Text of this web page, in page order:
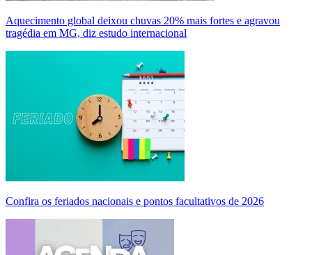
Aquecimento global deixou chuvas 20% mais fortes e agravou
tragédia em MG, diz estudo internacional
Confira os feriados nacionais e pontos facultativos de 2026